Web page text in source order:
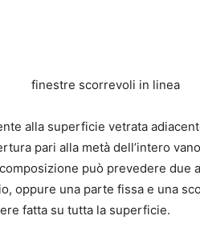
alla superficie vetrata
pari alla metà dell’intero
può prevedere due
oppure una parte fissa e una
fatta su tutta la superficie.